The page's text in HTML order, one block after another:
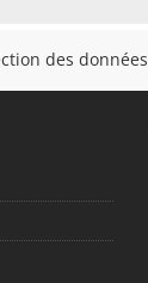
des données